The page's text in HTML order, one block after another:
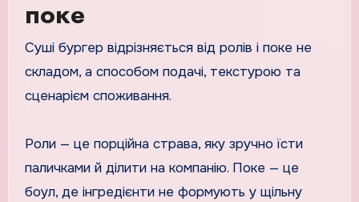
поке
Суші бургер відрізняється від ролів і поке не
складом, а способом подачі, текстурою та
сценарієм споживання.
Роли — це порційна страва, яку зручно їсти
паличками й ділити на компанію. Поке — це
боул, де інгредієнти не формують у щільну